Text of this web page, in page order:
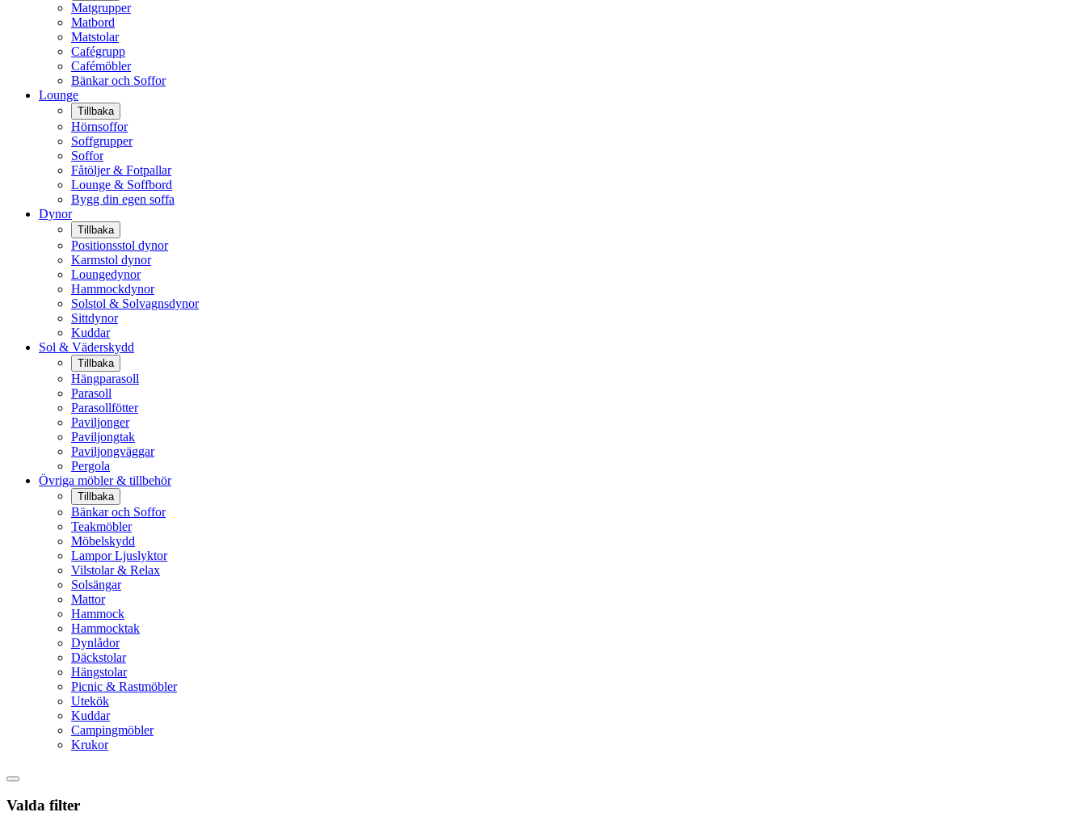
Matgrupper
Matbord
Matstolar
Cafégrupp
Cafémöbler
Bänkar och Soffor
Lounge
Tillbaka
Hörnsoffor
Soffgrupper
Soffor
Fåtöljer & Fotpallar
Lounge & Soffbord
Bygg din egen soffa
Dynor
Tillbaka
Positionsstol dynor
Karmstol dynor
Loungedynor
Hammockdynor
Solstol & Solvagnsdynor
Sittdynor
Kuddar
Sol & Väderskydd
Tillbaka
Hängparasoll
Parasoll
Parasollfötter
Paviljonger
Paviljongtak
Paviljongväggar
Pergola
Övriga möbler & tillbehör
Tillbaka
Bänkar och Soffor
Teakmöbler
Möbelskydd
Lampor Ljuslyktor
Vilstolar & Relax
Solsängar
Mattor
Hammock
Hammocktak
Dynlådor
Däckstolar
Hängstolar
Picnic & Rastmöbler
Utekök
Kuddar
Campingmöbler
Krukor
Valda filter